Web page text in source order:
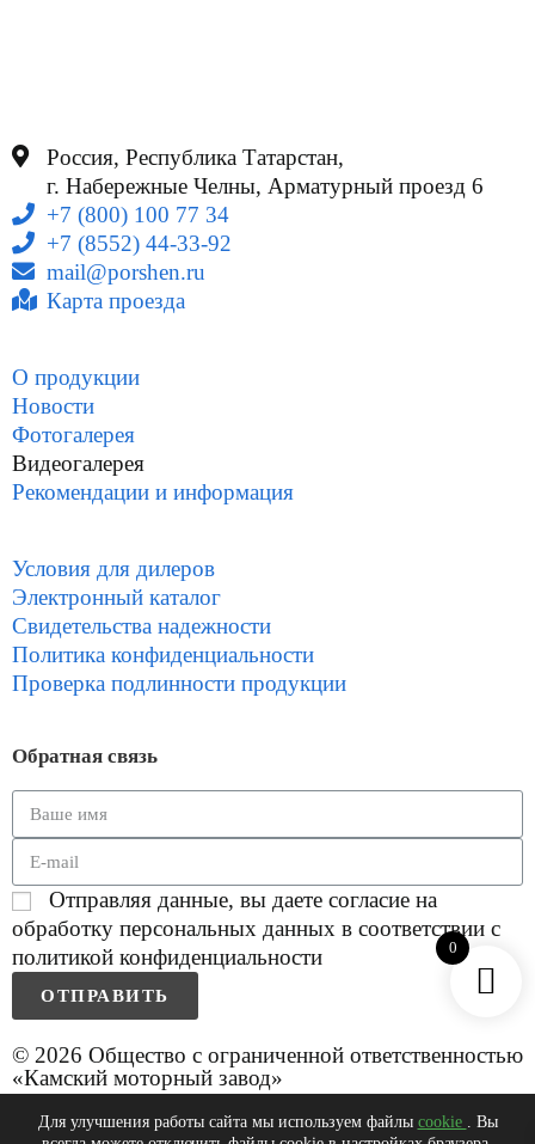
Россия, Республика Татарстан,
г. Набережные Челны, Арматурный проезд 6
+7 (800) 100 77 34
+7 (8552) 44-33-92
mail@porshen.ru
Карта проезда
О продукции
Новости
Фотогалерея
Видеогалерея
Рекомендации и информация
Условия для дилеров
Электронный каталог
Свидетельства надежности
Политика конфиденциальности
Проверка подлинности продукции
Обратная связь
Отправляя данные, вы даете согласие на
обработку персональных данных в соответствии с
политикой конфиденциальности
ОТПРАВИТЬ
© 2026 Общество с ограниченной ответственностью
«Камский моторный завод»
0
Для улучшения работы сайта мы используем файлы cookie . Вы